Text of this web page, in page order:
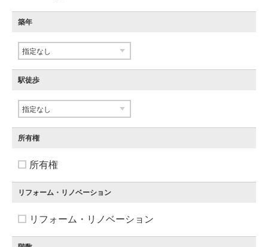
築年
駅徒歩
所有権
所有権
リフォーム・リノベーション
リフォーム・リノベーション